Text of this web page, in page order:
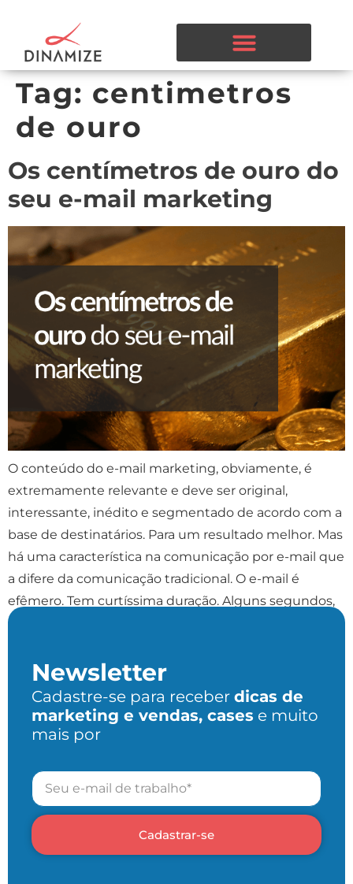
Tag: centimetros
de ouro
Os centímetros de ouro do
seu e-mail marketing
O conteúdo do e-mail marketing, obviamente, é
extremamente relevante e deve ser original,
interessante, inédito e segmentado de acordo com a
base de destinatários. Para um resultado melhor. Mas
há uma característica na comunicação por e-mail que
a difere da comunicação tradicional. O e-mail é
efêmero. Tem curtíssima duração. Alguns segundos,
ou até menos, é o tempo […]
Newsletter
Cadastre-se para receber dicas de
marketing e vendas, cases e muito
mais por
Cadastrar-se